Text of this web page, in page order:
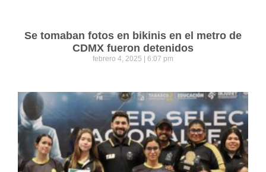
Se tomaban fotos en bikinis en el metro de
CDMX fueron detenidos
febrero 4, 2025 6:07 pm